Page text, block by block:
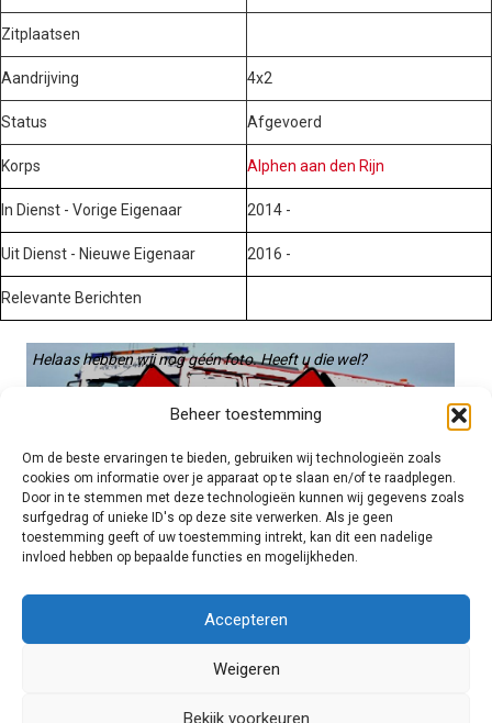
Beheer toestemming
Om de beste ervaringen te bieden, gebruiken wij technologieën zoals
cookies om informatie over je apparaat op te slaan en/of te raadplegen.
Door in te stemmen met deze technologieën kunnen wij gegevens zoals
surfgedrag of unieke ID's op deze site verwerken. Als je geen
toestemming geeft of uw toestemming intrekt, kan dit een nadelige
invloed hebben op bepaalde functies en mogelijkheden.
Accepteren
Weigeren
Bekijk voorkeuren
Zitplaatsen
Aandrijving 4x2
Status Afgevoerd
Korps Alphen aan den Rijn
In Dienst - Vorige Eigenaar 2014 -
Uit Dienst - Nieuwe Eigenaar 2016 -
Relevante Berichten
Helaas hebben wij nog géén foto. Heeft u die wel?
Graag gebruiken we die. Stuur hem op naar:
voertuigen@hulpverleningsdiensten.nl